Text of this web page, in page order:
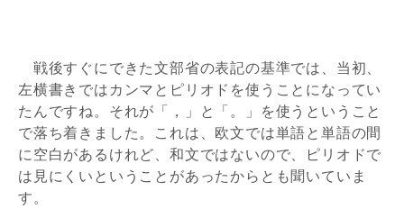
戦後すぐにできた文部省の表記の基準では、当初、
左横書きではカンマとピリオドを使うことになってい
たんですね。それが「，」と「。」を使うということ
で落ち着きました。これは、欧文では単語と単語の間
に空白があるけれど、和文ではないので、ピリオドで
は見にくいということがあったからとも聞いていま
す。